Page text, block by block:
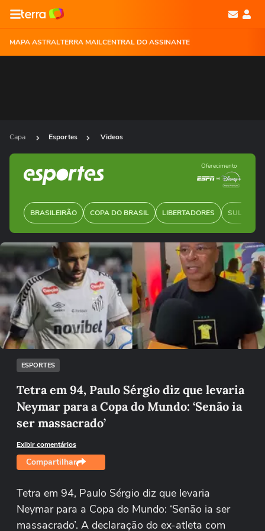
MAPA ASTRALTERRA MAILCENTRAL DO ASSINANTE
Capa Esportes Videos
BRASILEIRÃO COPA DO BRASIL LIBERTADORES SUL-
Oferecimento
Ops!
Não foi possível reproduzir o vídeo
Tentar novamente
ESPORTES
Tetra em 94, Paulo Sérgio diz que levaria
Neymar para a Copa do Mundo: ‘Senão ia
ser massacrado’
Exibir comentários
Compartilhar
Tetra em 94, Paulo Sérgio diz que levaria
Neymar para a Copa do Mundo: ‘Senão ia ser
massacrado’. A declaração do ex-atleta com